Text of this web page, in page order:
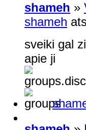
shameh »
shameh
sveiki gal
apie ji